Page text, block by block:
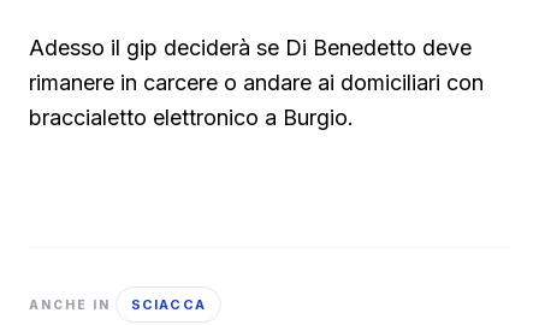
Adesso il gip deciderà se Di Benedetto deve
rimanere in carcere o andare ai domiciliari con
braccialetto elettronico a Burgio.
ANCHE IN SCIACCA